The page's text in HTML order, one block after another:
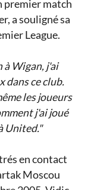
premier match
a souligné sa
League.
Wigan, j'ai
dans ce club.
les joueurs
j'ai joué
United."
en contact
Moscou